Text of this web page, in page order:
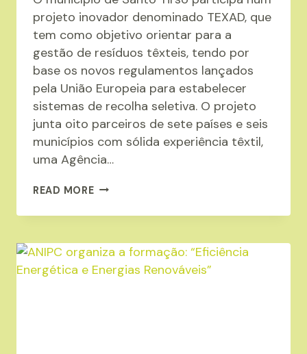
projeto inovador denominado TEXAD, que
tem como objetivo orientar para a
gestão de resíduos têxteis, tendo por
base os novos regulamentos lançados
pela União Europeia para estabelecer
sistemas de recolha seletiva. O projeto
junta oito parceiros de sete países e seis
municípios com sólida experiência têxtil,
uma Agência…
READ MOREPROJETO
DE
RESÍDUOS